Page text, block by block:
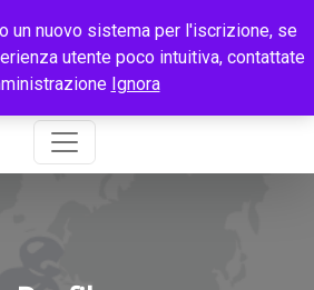
un nuovo sistema per l'iscrizione, se
utente poco intuitiva, contattate
Ignora